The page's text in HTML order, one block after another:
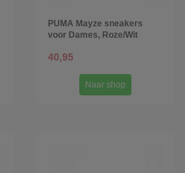
PUMA Mayze sneakers
voor Dames, Roze/Wit
40,95
Naar shop